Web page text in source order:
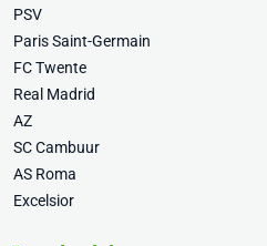
PSV
Paris Saint-Germain
FC Twente
Real Madrid
AZ
SC Cambuur
AS Roma
Excelsior